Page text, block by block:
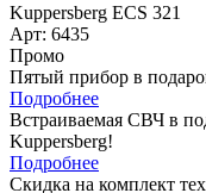
Kuppersberg ECS 321
Арт: 6435
Промо
Пятый прибор в
Подробнее
Встраиваемая СВЧ в
Kuppersberg!
Подробнее
Скидка на комплект